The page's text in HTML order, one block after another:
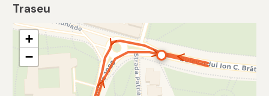
Traseu
+
−